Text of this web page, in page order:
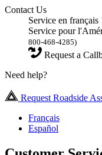
Contact Us
Service en
Service pour
800-468-4285)
Request a
Need help?
Request Roadside
Français
Español